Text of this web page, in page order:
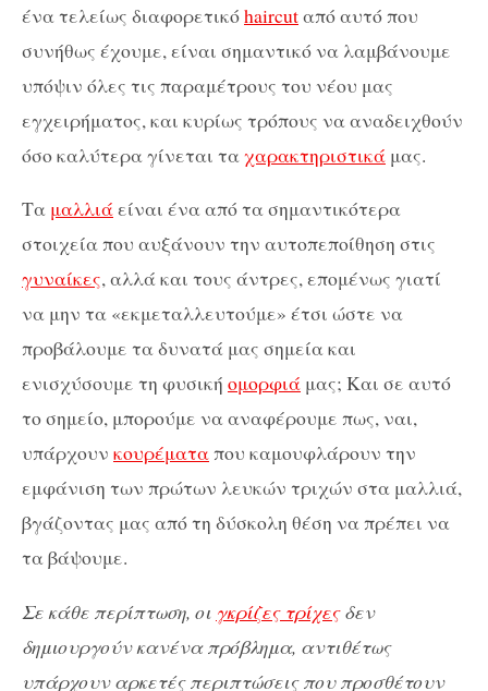
ένα τελείως διαφορετικόhaircutαπό αυτό που
συνήθως έχουμε, είναι σημαντικό να λαμβάνουμε
υπόψιν όλες τις παραμέτρους του νέου μας
εγχειρήματος, και κυρίως τρόπους να αναδειχθούν
όσο καλύτερα γίνεται ταχαρακτηριστικά μας.
Τα μαλλιάείναι ένα από τα σημαντικότερα
στοιχεία που αυξάνουν την αυτοπεποίθηση στις
γυναίκες, αλλά και τους άντρες, επομένως γιατί
να μην τα «εκμεταλλευτούμε» έτσι ώστε να
προβάλουμε τα δυνατά μας σημεία και
ενισχύσουμε τη φυσική ομορφιά μας; Και σε αυτό
το σημείο, μπορούμε να αναφέρουμε πως, ναι,
υπάρχουν κουρέματαπου καμουφλάρουν την
εμφάνιση των πρώτων λευκών τριχών στα μαλλιά,
βγάζοντας μας από τη δύσκολη θέση να πρέπει να
τα βάψουμε.
Σε κάθε περίπτωση, οι γκρίζες τρίχεςδεν
δημιουργούν κανένα πρόβλημα, αντιθέτως
υπάρχουν αρκετές περιπτώσεις που προσθέτουν